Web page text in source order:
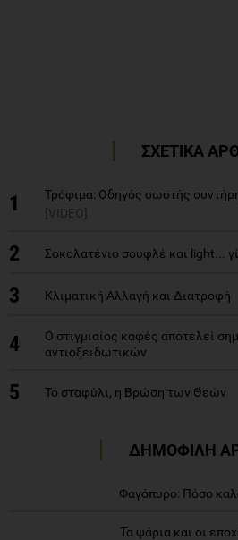
ΣΧΕΤΙΚΑ
1
Τρόφιμα: Οδηγός σωστής
[VIDEO]
2 Σοκολατένιο σουφλέ και light...
3 Κλιματική Αλλαγή και Διατροφή
4
Ο στιγμιαίος καφές αποτελεί
αντιοξειδωτικών
5 Το σταφύλι, η Βρώση των Θεών
ΔΗΜΟΦΙΛΗ
Φαγόπυρο: Πόσο
Τα ψάρια και οι